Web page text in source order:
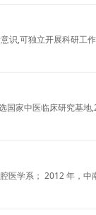
识,可独立开展科研工
家中医临床研究基
医学系； 2012 年，